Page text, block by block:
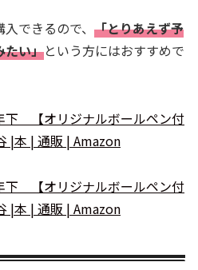
できるので、 「とりあえず予
たい」という方にはおすすめで
【オリジナルボールペン付
|本 | 通販 | Amazon
【オリジナルボールペン付
|本 | 通販 | Amazon